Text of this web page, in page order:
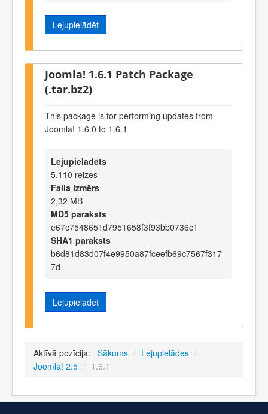
Lejupielādēt
Joomla! 1.6.1 Patch Package
(.tar.bz2)
This package is for performing updates from
Joomla! 1.6.0 to 1.6.1
Lejupielādēts
5,110 reizes
Faila izmērs
2,32 MB
MD5 paraksts
e67c7548651d7951658f3f93bb0736c1
SHA1 paraksts
b6d81d83d07f4e9950a87fceefb69c7567f317
7d
Lejupielādēt
Aktīvā pozīcija: Sākums / Lejupielādes /
Joomla! 2.5 / 1.6.1